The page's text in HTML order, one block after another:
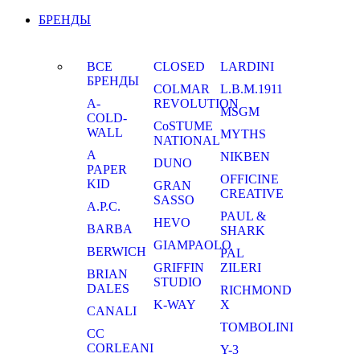
БРЕНДЫ
ВСЕ
БРЕНДЫ
A-
COLD-
WALL
A
PAPER
KID
A.P.C.
BARBA
BERWICH
BRIAN
DALES
CANALI
CC
CORLEANI
CLOSED
COLMAR
REVOLUTION
CoSTUME
NATIONAL
DUNO
GRAN
SASSO
HEVO
GIAMPAOLO
GRIFFIN
STUDIO
K-WAY
LARDINI
L.B.M.1911
MSGM
MYTHS
NIKBEN
OFFICINE
CREATIVE
PAUL &
SHARK
PAL
ZILERI
RICHMOND
X
TOMBOLINI
Y-3